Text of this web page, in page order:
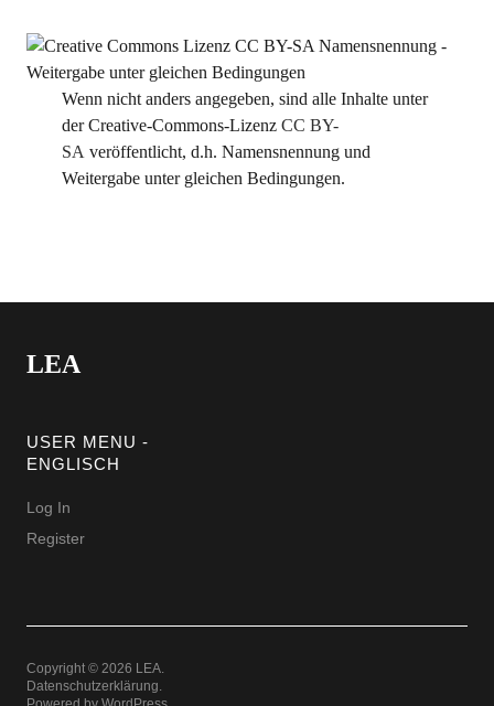
Wenn nicht anders angegeben, sind alle Inhalte unter
der Creative-Commons-Lizenz CC BY-
SA veröffentlicht, d.h. Namensnennung und
Weitergabe unter gleichen Bedingungen.
LEA
USER MENU -
ENGLISCH
Log In
Register
Copyright © 2026 LEA
Datenschutzerklärung